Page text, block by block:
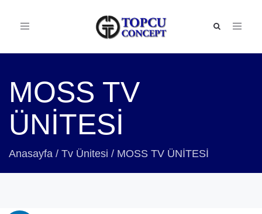
Toggle
MOSS TV
ÜNİTESİ
Anasayfa / Tv Ünitesi / MOSS TV ÜNİTESİ